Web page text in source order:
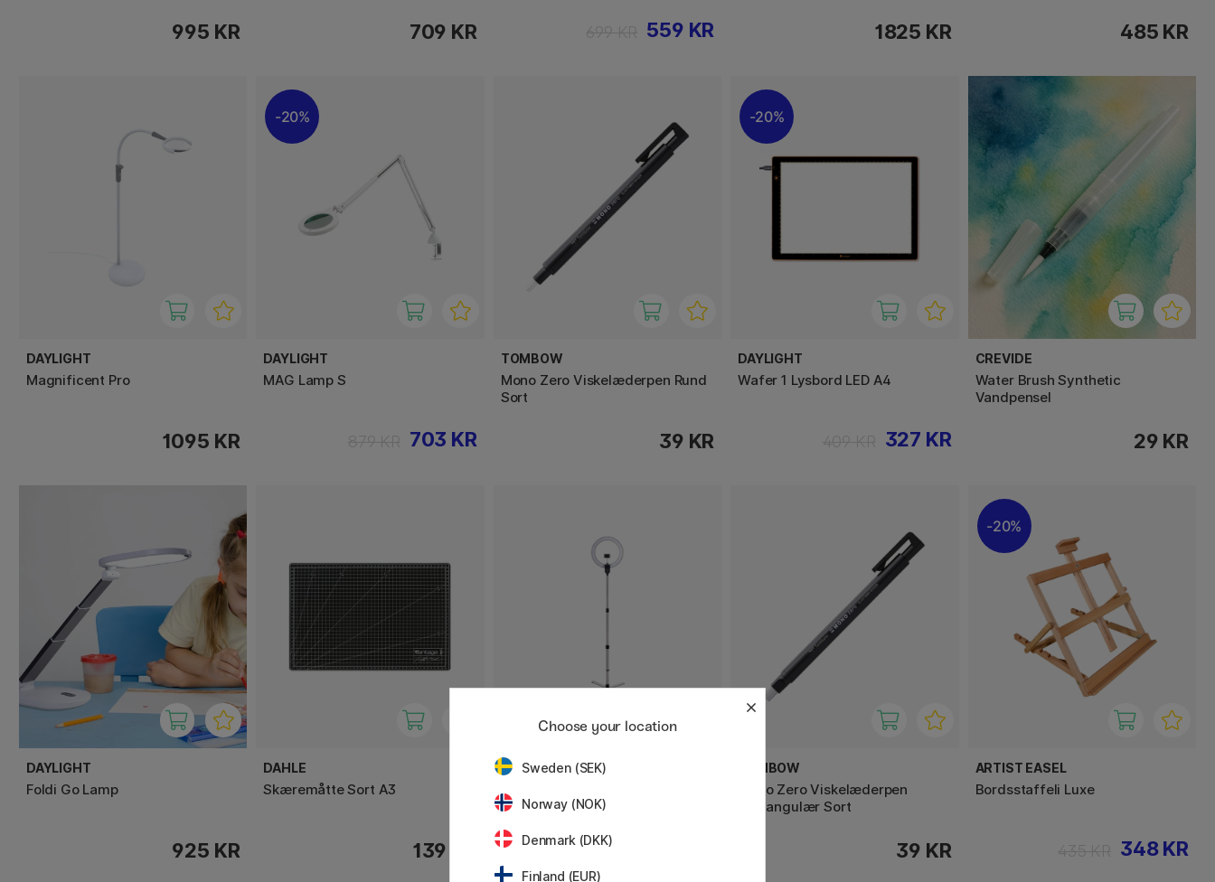
995 KR 709 KR 559 KR 1825 KR 485 KR
DAYLIGHT
Magnificent Pro
1095 KR
20%
DAYLIGHT
MAG Lamp S
703 KR
TOMBOW
Mono Zero Viskelæderpen Rund
Sort
39 KR
20%
DAYLIGHT
Wafer 1 Lysbord LED A4
327 KR
CREVIDE
Water Brush Synthetic
Vandpensel
29 KR
DAYLIGHT
Foldi Go Lamp
925 KR
DAHLE
Skæremåtte Sort A3
139 KR
DAYLIGHT TOMBOW
Mono Zero Viskelæderpen
Rektangulær Sort
39 KR
20%
ARTIST EASEL
Bordsstaffeli Luxe
348 KR
Choose your location
Sweden (SEK)
Norway (NOK)
Denmark (DKK)
Finland (EUR)